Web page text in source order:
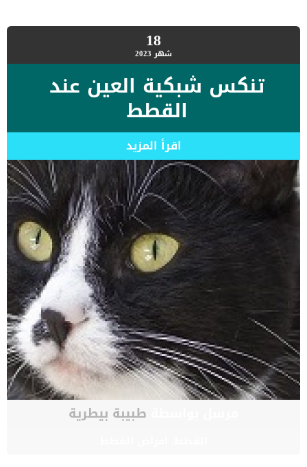
18شهر 2023
تنكس شبكية العين عند
القطط
اقرأ المزيد
طبيبة بيطرية